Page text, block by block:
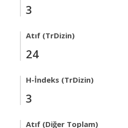
3
Atıf (TrDizin)
24
H-İndeks (TrDizin)
3
Atıf (Diğer Toplam)